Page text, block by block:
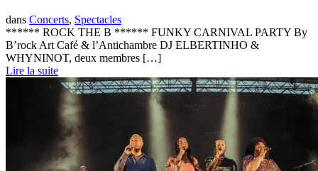
dans Concerts, Spectacles
****** ROCK THE B ****** FUNKY CARNIVAL PARTY By
B’rock Art Café & l’Antichambre DJ ELBERTINHO &
WHYNINOT, deux membres […]
Lire la suite